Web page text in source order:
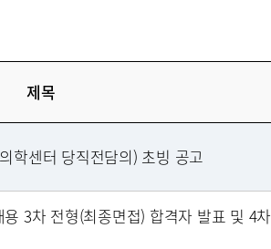
제목
학센터 당직전담의) 초빙 공고
3차 전형(최종면접) 합격자 발표 및 4차